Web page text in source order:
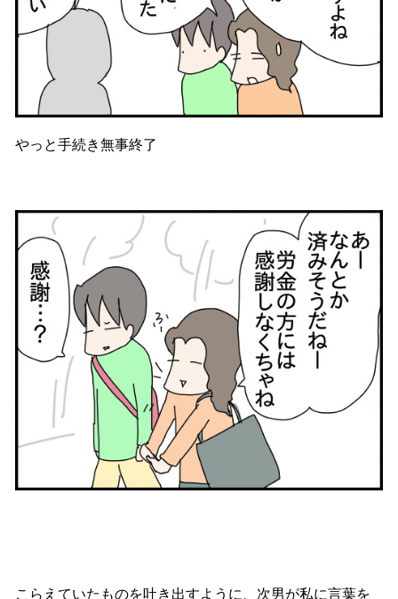
やっと手続き無事終了
こらえていたものを吐き出すように、次男が私に言葉を